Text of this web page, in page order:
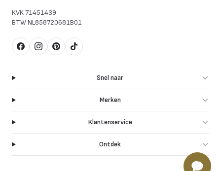
KVK71451439
BTWNL858720681B01
FacebookInstagram
Pinterest
TikTok
Snel naar
Merken
Klantenservice
Ontdek